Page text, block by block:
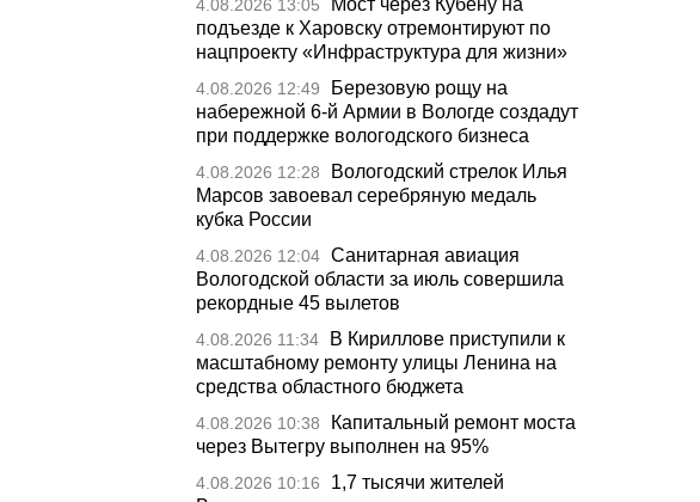
4.08.2026 13:05
Мост через Кубену на
подъезде к Харовску отремонтируют по
нацпроекту «Инфраструктура для жизни»
4.08.2026 12:49
Березовую рощу на
набережной 6-й Армии в Вологде создадут
при поддержке вологодского бизнеса
4.08.2026 12:28
Вологодский стрелок Илья
Марсов завоевал серебряную медаль
кубка России
4.08.2026 12:04 Санитарная авиация
Вологодской области за июль совершила
рекордные 45 вылетов
4.08.2026 11:34
В Кириллове приступили к
масштабному ремонту улицы Ленина на
средства областного бюджета
4.08.2026 10:38
Капитальный ремонт моста
через Вытегру выполнен на 95%
4.08.2026 10:16
1,7 тысячи жителей